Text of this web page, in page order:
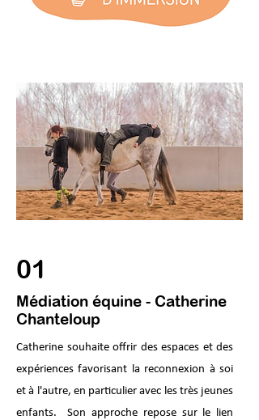
01
Médiation équine - Catherine
Chanteloup
Catherine souhaite offrir des espaces et des
expériences favorisant la reconnexion à soi
et à l'autre, en particulier avec les très jeunes
enfants. Son approche repose sur le lien